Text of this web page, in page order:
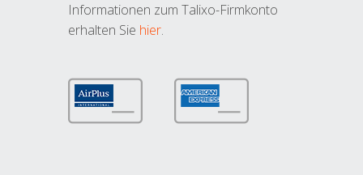
Informationen zum Talixo-Firmkonto
erhalten Sie hier.